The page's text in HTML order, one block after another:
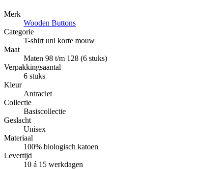
Merk
Wooden Buttons
Categorie
T-shirt uni korte mouw
Maat
Maten 98 t/m 128 (6 stuks)
Verpakkingsaantal
6 stuks
Kleur
Antraciet
Collectie
Basiscollectie
Geslacht
Unisex
Materiaal
100% biologisch katoen
Levertijd
10 á 15 werkdagen